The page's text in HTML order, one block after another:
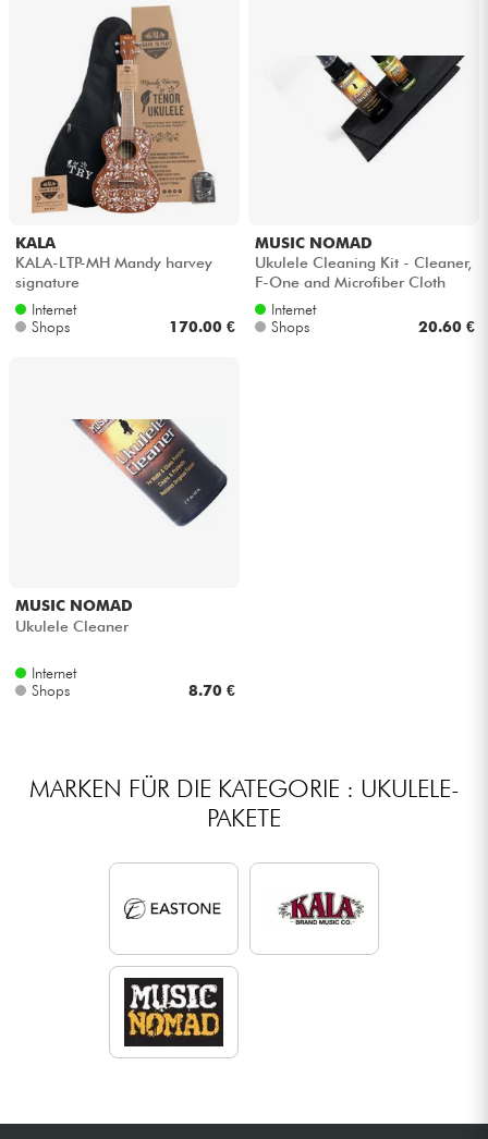
KALA
KALA-LTP-MH Mandy harvey
signature
Internet
Shops
170.00 €
MUSIC NOMAD
Ukulele Cleaning Kit - Cleaner,
F-One and Microfiber Cloth
Internet
Shops
20.60 €
MUSIC NOMAD
Ukulele Cleaner
Internet
Shops
8.70 €
MARKEN FÜR DIE KATEGORIE : UKULELE-
PAKETE